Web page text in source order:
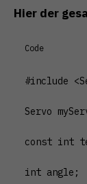
Hier der
Code
#include
Servo
const int
int angle;